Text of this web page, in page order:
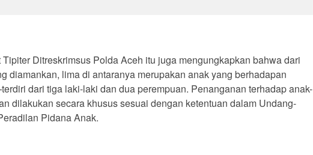
Ditreskrimsus Polda Aceh itu juga mengungkapkan bahwa dari
diamankan, lima di antaranya merupakan anak yang berhadapan
dari tiga laki-laki dan dua perempuan. Penanganan terhadap anak-
dilakukan secara khusus sesuai dengan ketentuan dalam Undang-
Pidana Anak.